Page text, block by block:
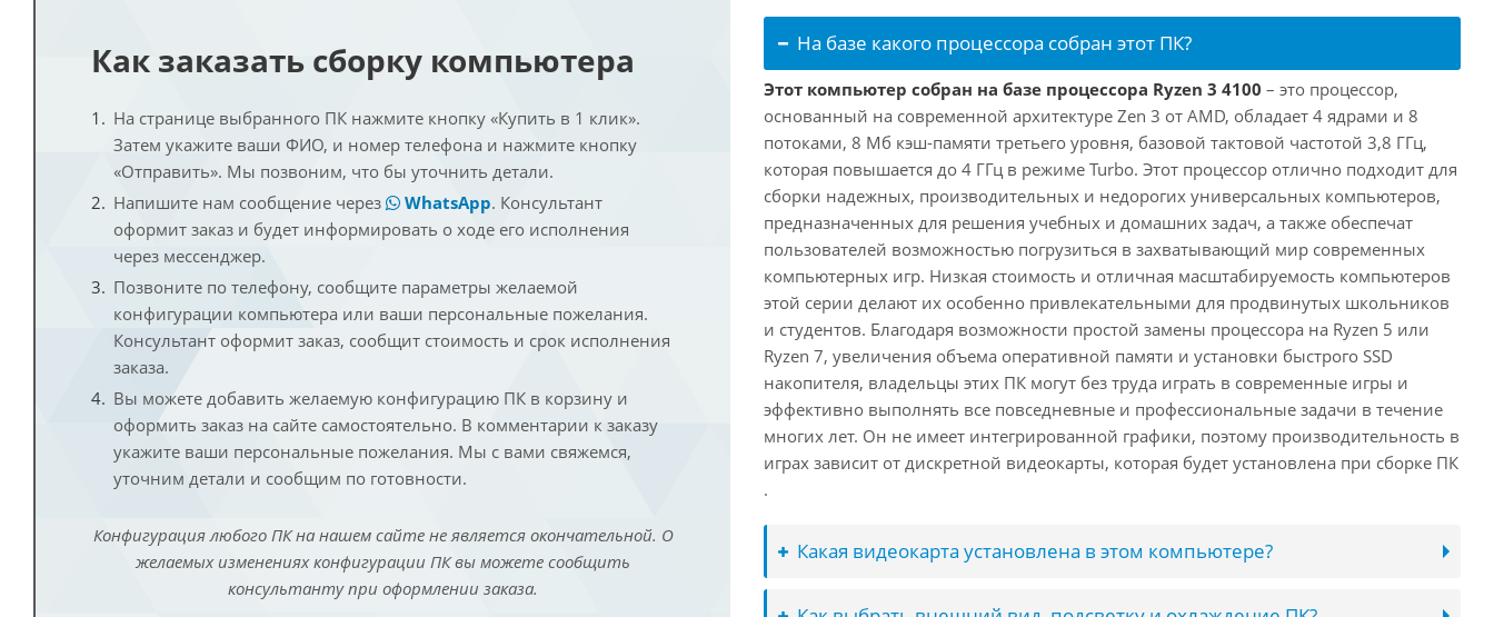
Как заказать сборку компьютера
На странице выбранного ПК нажмите кнопку «Купить в 1 клик».
Затем укажите ваши ФИО, и номер телефона и нажмите кнопку
«Отправить». Мы позвоним, что бы уточнить детали.
Напишите нам сообщение через
WhatsApp. Консультант
оформит заказ и будет информировать о ходе его исполнения
через мессенджер.
Позвоните по телефону, сообщите параметры желаемой
конфигурации компьютера или ваши персональные пожелания.
Консультант оформит заказ, сообщит стоимость и срок исполнения
заказа.
Вы можете добавить желаемую конфигурацию ПК в корзину и
оформить заказ на сайте самостоятельно. В комментарии к заказу
укажите ваши персональные пожелания. Мы с вами свяжемся,
уточним детали и сообщим по готовности.
Конфигурация любого ПК на нашем сайте не является окончательной. О
желаемых изменениях конфигурации ПК вы можете сообщить
консультанту при оформлении заказа.
На базе какого процессора собран этот ПК?
Этот компьютер собран на базе процессора Ryzen 3 4100 – это процессор,
основанный на современной архитектуре Zen 3 от AMD, обладает 4 ядрами и 8
потоками, 8 Мб кэш-памяти третьего уровня, базовой тактовой частотой 3,8 ГГц,
которая повышается до 4 ГГц в режиме Turbo. Этот процессор отлично подходит для
сборки надежных, производительных и недорогих универсальных компьютеров,
предназначенных для решения учебных и домашних задач, а также обеспечат
пользователей возможностью погрузиться в захватывающий мир современных
компьютерных игр. Низкая стоимость и отличная масштабируемость компьютеров
этой серии делают их особенно привлекательными для продвинутых школьников
и студентов. Благодаря возможности простой замены процессора на Ryzen 5 или
Ryzen 7, увеличения объема оперативной памяти и установки быстрого SSD
накопителя, владельцы этих ПК могут без труда играть в современные игры и
эффективно выполнять все повседневные и профессиональные задачи в течение
многих лет. Он не имеет интегрированной графики, поэтому производительность в
играх зависит от дискретной видеокарты, которая будет установлена при сборке ПК
.
Какая видеокарта установлена в этом компьютере?